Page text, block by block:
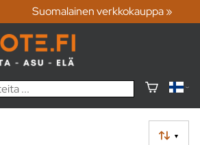
Suomalainen verkkokauppa »
▼